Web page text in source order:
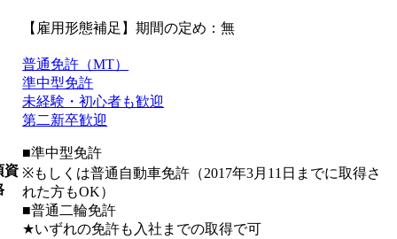
【雇用形態補足】期間の定め：無
資
普通免許（MT）
準中型免許
未経験・初心者も歓迎
第二新卒歓迎
■準中型免許
※もしくは普通自動車免許（2017年3月11日までに取得さ
れた方もOK）
■普通二輪免許
★いずれの免許も入社までの取得で可